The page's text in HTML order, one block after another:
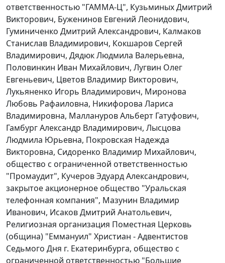
ответственностью "ГАММА-Ц", Кузьминых Дмитрий
Викторович, Буженинов Евгений Леонидович,
Гуминиченко Дмитрий Александрович, Калмаков
Станислав Владимирович, Кокшаров Сергей
Владимирович, Дядюк Людмила Валерьевна,
Половинкин Иван Михайлович, Лугвин Олег
Евгеньевич, Цветов Владимир Викторович,
Лукьяненко Игорь Владимирович, Миронова
Любовь Рафаиловна, Никифорова Лариса
Владимировна, Маллануров Альберт Гатуфович,
Гамбург Александр Владимирович, Лысцова
Людмила Юрьевна, Покровская Надежда
Викторовна, Сидоренко Владимир Михайлович,
общество с ограниченной ответственностью
"Промаудит", Кучеров Эдуард Александрович,
закрытое акционерное общество "Уральская
телефонная компания", Мазунин Владимир
Иванович, Исаков Дмитрий Анатольевич,
Религиозная организация Поместная Церковь
(община) "Еммануил" Христиан - Адвентистов
Седьмого Дня г. Екатеринбурга, общество с
ограниченной ответственностью "Большие